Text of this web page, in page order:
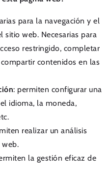
para la navegación y el
sitio web. Necesarias para
restringido, completar
contenidos en las
: permiten configurar una
idioma, la moneda,
realizar un análisis
web.
la gestión eficaz de